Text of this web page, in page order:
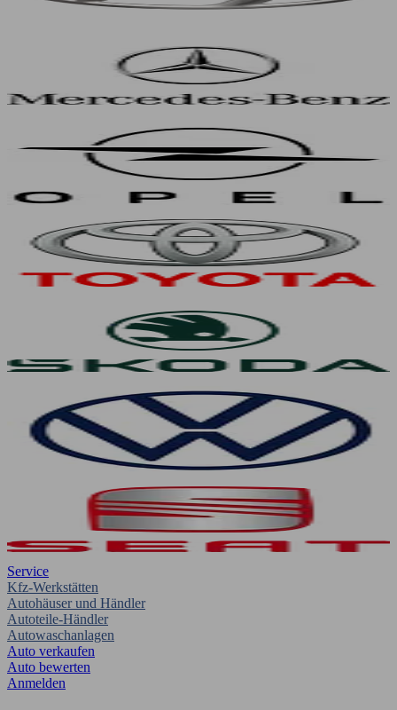
Service
Kfz-Werkstätten
Autohäuser und Händler
Autoteile-Händler
Autowaschanlagen
Auto verkaufen
Auto bewerten
Anmelden